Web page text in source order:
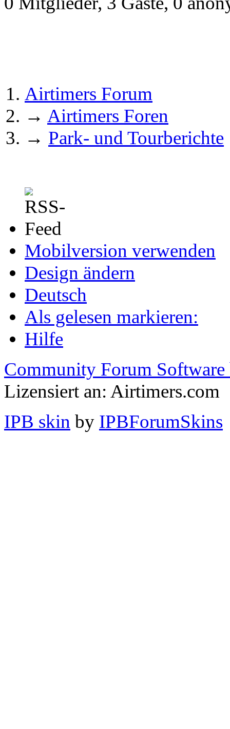
Airtimers Forum
→ Airtimers Foren
→ Park- und Tourberichte
Mobilversion verwenden
Design ändern
Deutsch
Als gelesen markieren:
Hilfe
Community Forum Software
Lizensiert an: Airtimers.com
IPB skin by IPBForumSkins